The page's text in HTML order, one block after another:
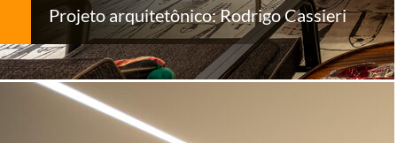
Projeto arquitetônico: Rodrigo Cassieri